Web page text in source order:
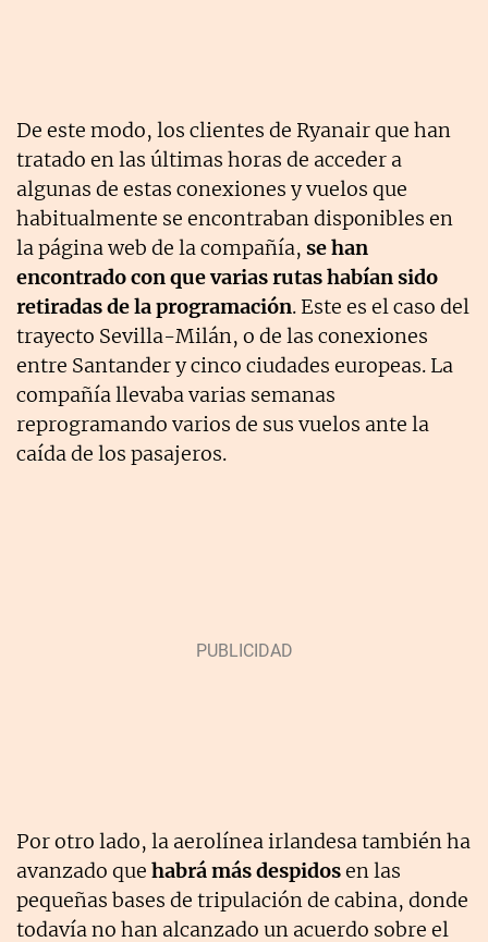
De este modo, los clientes de Ryanair que han
tratado en las últimas horas de acceder a
algunas de estas conexiones y vuelos que
habitualmente se encontraban disponibles en
la página web de la compañía, se han
encontrado con que varias rutas habían sido
retiradas de la programación. Este es el caso del
trayecto Sevilla-Milán, o de las conexiones
entre Santander y cinco ciudades europeas. La
compañía llevaba varias semanas
reprogramando varios de sus vuelos ante la
caída de los pasajeros.
Por otro lado, la aerolínea irlandesa también ha
avanzado que habrá más despidosen las
pequeñas bases de tripulación de cabina, donde
todavía no han alcanzado un acuerdo sobre el